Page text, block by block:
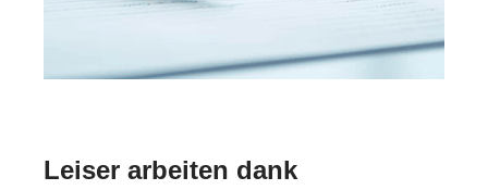
Leiser arbeiten dank